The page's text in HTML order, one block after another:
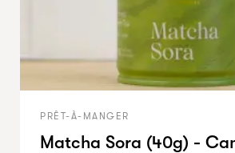
PRÊT-À-MANGER
Matcha Sora (40g) -